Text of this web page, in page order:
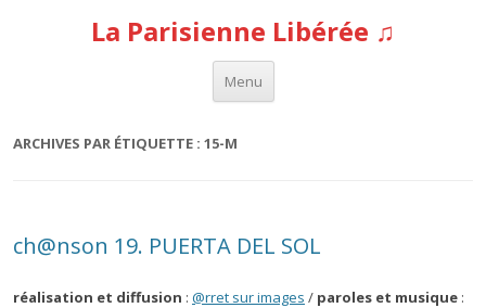
La Parisienne Libérée ♫
Menu
Aller au contenu
ARCHIVES PAR ÉTIQUETTE : 15-M
ch@nson 19. PUERTA DEL SOL
réalisation et diffusion : @rret sur images / paroles et musique :